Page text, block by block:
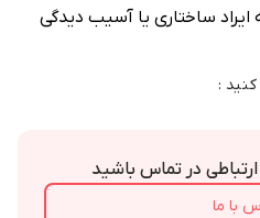
ساختاری یا آسیب دیدگی
:
ارتباطی در تماس باشید
با ما